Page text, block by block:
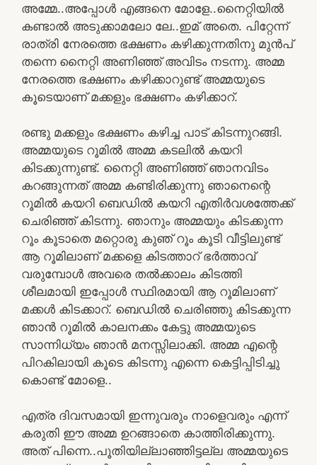
അമ്മേ..അപ്പോൾ എങ്ങനെ മോളേ..നൈറ്റിയിൽ
കണ്ടാൽ അടുക്കാമലോ ലേ..ഇമ് അതെ. പിറ്റേന്ന്
രാത്രി നേരത്തെ ഭക്ഷണം കഴിക്കുന്നതിനു മുൻപ്
തന്നെ നൈറ്റി അണിഞ്ഞ് അവിടം നടന്നു. അമ്മ
നേരത്തെ ഭക്ഷണം കഴിക്കാറുണ്ട് അമ്മയുടെ
കൂടെയാണ് മക്കളും ഭക്ഷണം കഴിക്കാറ്.
രണ്ടു മക്കളും ഭക്ഷണം കഴിച്ച പാട് കിടന്നുറങ്ങി.
അമ്മയുടെ റൂമിൽ അമ്മ കടലിൽ കയറി
കിടക്കുന്നുണ്ട്. നൈറ്റി അണിഞ്ഞ് ഞാനവിടം
കറങ്ങുന്നത് അമ്മ കണ്ടിരിക്കുന്നു ഞാനെന്റെ
റൂമിൽ കയറി ബെഡിൽ കയറി എതിർവശത്തേക്ക്
ചെരിഞ്ഞ് കിടന്നു. ഞാനും അമ്മയും കിടക്കുന്ന
റൂം കൂടാതെ മറ്റൊരു കുഞ് റൂം കൂടി വീട്ടിലുണ്ട്
ആ റൂമിലാണ് മക്കളെ കിടത്താറ് ഭർത്താവ്
വരുമ്പോൾ അവരെ തൽക്കാലം കിടത്തി
ശീലമായി ഇപ്പോൾ സ്ഥിരമായി ആ റൂമിലാണ്
മക്കൾ കിടക്കാറ്. ബെഡിൽ ചെരിഞ്ഞു കിടക്കുന്ന
ഞാൻ റൂമിൽ കാലനക്കം കേട്ടു അമ്മയുടെ
സാന്നിധ്യം ഞാൻ മനസ്സിലാക്കി. അമ്മ എന്റെ
പിറകിലായി കൂടെ കിടന്നു എന്നെ കെട്ടിപ്പിടിച്ചു
കൊണ്ട് മോളെ..
എത്ര ദിവസമായി ഇന്നുവരും നാളെവരും എന്ന്
കരുതി ഈ അമ്മ ഉറങ്ങാതെ കാത്തിരിക്കുന്നു.
അത് പിന്നെ..പൂതിയില്ലാഞ്ഞിട്ടല്ല അമ്മയുടെ